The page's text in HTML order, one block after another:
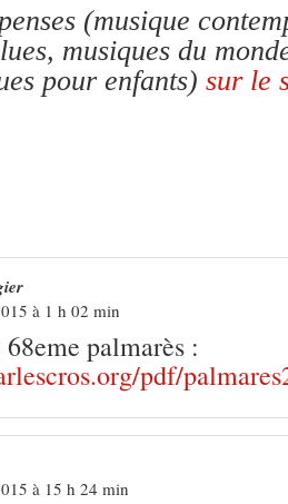
(musique
musiques du
pour enfants) sur le
à 1 h 02 min
palmarès :
pdf/
à 15 h 24 min